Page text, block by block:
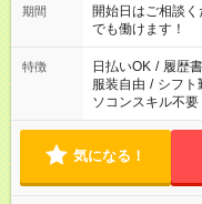
ん ※法令に基づ
となります ※労働
短時間・短期間
期間
開始日はご相談
でも働けます！
特徴 日払いOK / 履歴
服装自由 / シフト
ソコンスキル不要
気になる！